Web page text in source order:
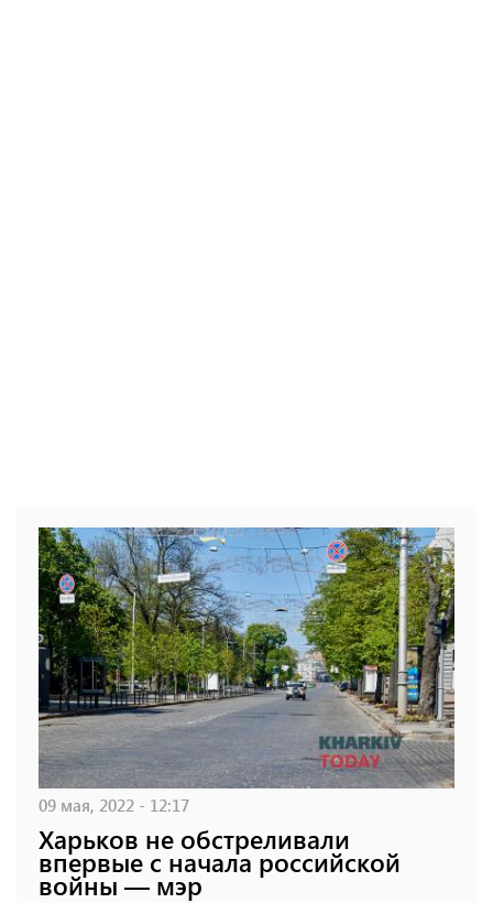
09 мая, 2022 - 12:17
Харьков не обстреливали
впервые с начала российской
войны — мэр